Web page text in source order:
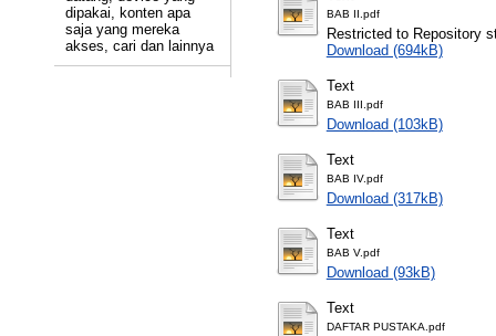
dipakai, konten apa
saja yang mereka
akses, cari dan lainnya
BAB II.pdf
Restricted to Repository
Download (694kB)
Text
BAB III.pdf
Download (103kB)
Text
BAB IV.pdf
Download (317kB)
Text
BAB V.pdf
Download (93kB)
Text
DAFTAR PUSTAKA.pdf